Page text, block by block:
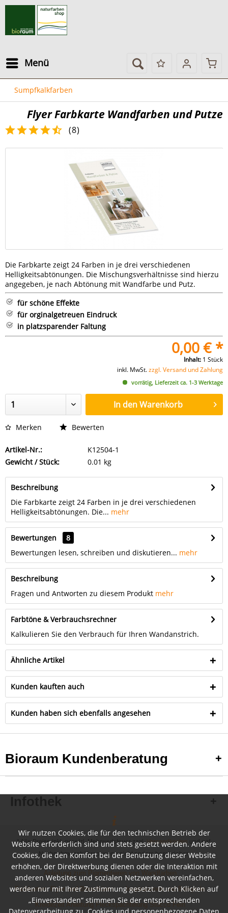
Menü
Sumpfkalkfarben
Flyer Farbkarte Wandfarben und Putze
(8)
Die Farbkarte zeigt 24 Farben in je drei verschiedenen
Helligkeitsabtönungen. Die Mischungsverhältnisse sind hierzu
angegeben, je nach Abtönung mit Wandfarbe und Putz.
für schöne Effekte
für orginalgetreuen Eindruck
in platzsparender Faltung
0,00 € *
Inhalt: 1 Stück
inkl. MwSt.zzgl. Versand und Zahlung
vorrätig, Lieferzeit ca. 1-3 Werktage
In denWarenkorb
Merken Bewerten
Artikel-Nr.:
K12504-1
Gewicht / Stück:
0.01 kg
Beschreibung
Die Farbkarte zeigt 24 Farben in je drei verschiedenen
Helligkeitsabtönungen. Die... mehr
Bewertungen
8
Bewertungen lesen, schreiben und diskutieren... mehr
Beschreibung
Fragen und Antworten zu diesem Produkt mehr
Farbtöne & Verbrauchsrechner
Kalkulieren Sie den Verbrauch für Ihren Wandanstrich.
Ähnliche Artikel
Kunden kauften auch
Kunden haben sich ebenfalls angesehen
Bioraum Kundenberatung
Infothek
* Alle Preise inkl. gesetzl. Mehrwertsteuer zzgl.Versandkosten
und ggf.
Nachnahmegebühren, wenn nicht anders beschrieben
Anleitung zum Pigmentieren von Wandfarben
Farbkarten, Flyer und Broschüren Inspirationen und Beispiele
Kreidezeit Anleitung Fleckspachtelung Stucco Fein
Wir nutzen Cookies, die für den technischen Betrieb der
Website erforderlich sind und stets gesetzt werden. Andere
Cookies, die den Komfort bei der Benutzung dieser Website
erhöhen, der Direktwerbung dienen oder die Interaktion mit
anderen Websites und sozialen Netzwerken vereinfachen,
werden nur mit Ihrer Zustimmung gesetzt. Durch Klicken auf
„Einverstanden“ stimmen Sie der entsprechenden